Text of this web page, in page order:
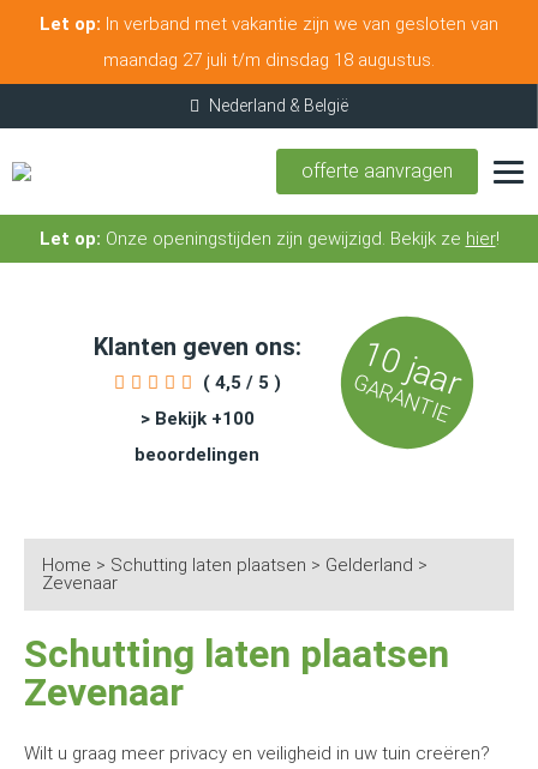
Let op: In verband met vakantie zijn we van gesloten van
maandag 27 juli t/m dinsdag 18 augustus.
offerte aanvragen
Let op: Onze openingstijden zijn gewijzigd. Bekijk ze hier!
Klanten geven ons:
( 4,5 / 5 )
> Bekijk +100
beoordelingen
10 jaar
GARANTIE
Home > Schutting laten plaatsen > Gelderland >
Zevenaar
Schutting laten plaatsen
Zevenaar
Wilt u graag meer privacy en veiligheid in uw tuin creëren?